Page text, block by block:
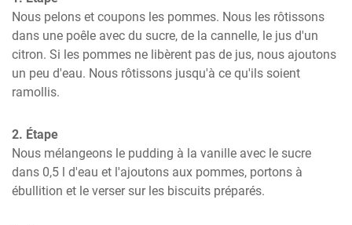
Nous pelons et coupons les pommes. Nous les rôtissons
dans une poêle avec du sucre, de la cannelle, le jus d'un
citron. Si les pommes ne libèrent pas de jus, nous ajoutons
un peu d'eau. Nous rôtissons jusqu'à ce qu'ils soient
ramollis.
2. Étape
Nous mélangeons le pudding à la vanille avec le sucre
dans 0,5 l d'eau et l'ajoutons aux pommes, portons à
ébullition et le verser sur les biscuits préparés.